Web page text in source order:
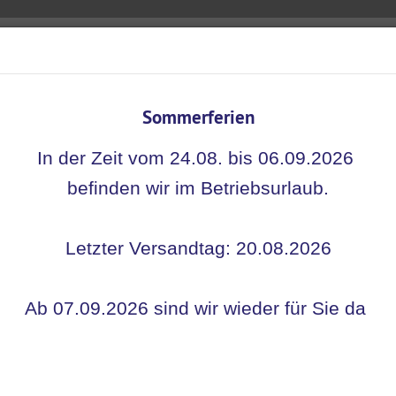
über die Erhebung
Sommerferien
In der Zeit vom 24.08. bis 06.09.2026
befinden wir im Betriebsurlaub.
Letzter Versandtag: 20.08.2026
Ab 07.09.2026 sind wir wieder für Sie da